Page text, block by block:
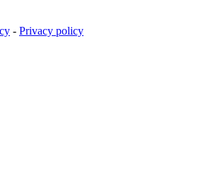
- Privacy policy